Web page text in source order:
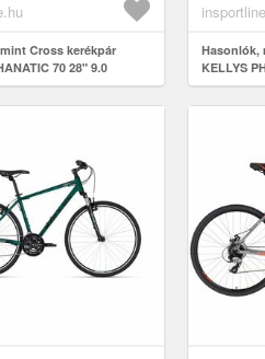
Cross kerékpár
70 28" 9.0
Hasonlók,
KELLYS